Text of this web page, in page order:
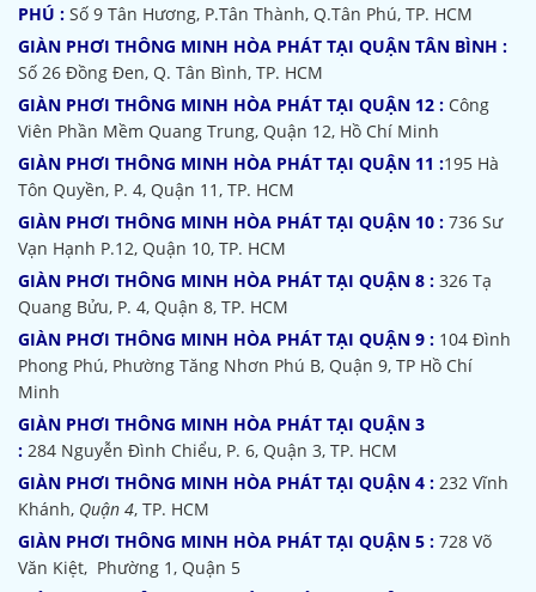
PHÚ : Số 9 Tân Hương, P.Tân Thành, Q.Tân Phú, TP. HCM
GIÀN PHƠI THÔNG MINH HÒA PHÁT TẠI QUẬN TÂN BÌNH :
Số 26 Đồng Đen, Q. Tân Bình, TP. HCM
GIÀN PHƠI THÔNG MINH HÒA PHÁT TẠI QUẬN 12 : Công
Viên Phần Mềm Quang Trung, Quận 12, Hồ Chí Minh
GIÀN PHƠI THÔNG MINH HÒA PHÁT TẠI QUẬN 11 :195 Hà
Tôn Quyền, P. 4, Quận 11, TP. HCM
GIÀN PHƠI THÔNG MINH HÒA PHÁT TẠI QUẬN 10 : 736 Sư
Vạn Hạnh P.12, Quận 10, TP. HCM
GIÀN PHƠI THÔNG MINH HÒA PHÁT TẠI QUẬN 8 : 326 Tạ
Quang Bửu, P. 4, Quận 8, TP. HCM
GIÀN PHƠI THÔNG MINH HÒA PHÁT TẠI QUẬN 9 : 104 Đình
Phong Phú, Phường Tăng Nhơn Phú B, Quận 9, TP Hồ Chí
Minh
GIÀN PHƠI THÔNG MINH HÒA PHÁT TẠI QUẬN 3
: 284 Nguyễn Đình Chiểu, P. 6, Quận 3, TP. HCM
GIÀN PHƠI THÔNG MINH HÒA PHÁT TẠI QUẬN 4 : 232 Vĩnh
Khánh, Quận 4, TP. HCM
GIÀN PHƠI THÔNG MINH HÒA PHÁT TẠI QUẬN 5 : 728 Võ
Văn Kiệt, Phường 1, Quận 5